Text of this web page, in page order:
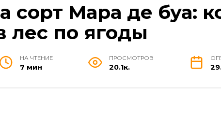
сорт Мара де буа:
лес по ягоды
НА ЧТЕНИЕ
7 мин
ПРОСМОТРОВ
20.1к.